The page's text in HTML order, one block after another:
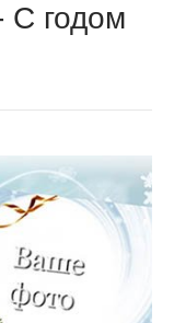
С годом